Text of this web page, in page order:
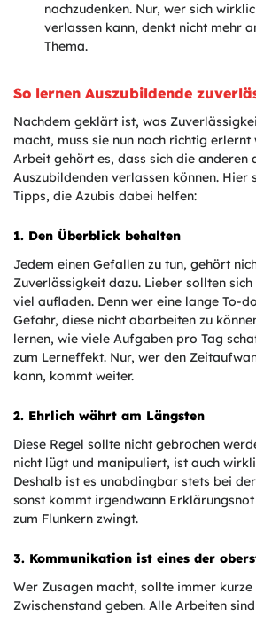
nachzudenken. Nur, wer sich
verlassen kann, denkt nicht mehr
Thema.
So lernen Auszubildende
Nachdem geklärt ist, was
macht, muss sie nun noch richtig erlernt
Arbeit gehört es, dass sich die anderen
Auszubildenden verlassen können. Hier
Tipps, die Azubis dabei helfen:
1. Den Überblick behalten
Jedem einen Gefallen zu tun, gehört
Zuverlässigkeit dazu. Lieber sollten
viel aufladen. Denn wer eine lange To-
Gefahr, diese nicht abarbeiten zu
lernen, wie viele Aufgaben pro Tag
zum Lerneffekt. Nur, wer den
kann, kommt weiter.
2. Ehrlich währt am Längsten
Diese Regel sollte nicht gebrochen
nicht lügt und manipuliert, ist auch
Deshalb ist es unabdingbar stets bei
sonst kommt irgendwann
zum Flunkern zwingt.
3. Kommunikation ist eines der
Wer Zusagen macht, sollte immer kurze
Zwischenstand geben. Alle Arbeiten